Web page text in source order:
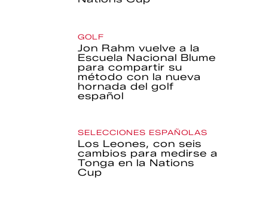
GOLF
Jon Rahm vuelve a la
Escuela Nacional Blume
para compartir su
método con la nueva
hornada del golf
español
SELECCIONES ESPAÑOLAS
Los Leones, con seis
cambios para medirse a
Tonga en la Nations
Cup